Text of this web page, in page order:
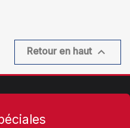
Retour en haut 